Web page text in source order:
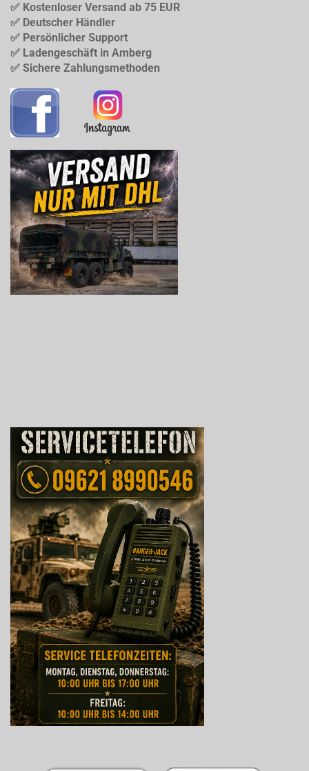
✅ Kostenloser Versand ab 75 EUR
✅ Deutscher Händler
✅ Persönlicher Support
✅ Ladengeschäft in Amberg
✅ Sichere Zahlungsmethoden